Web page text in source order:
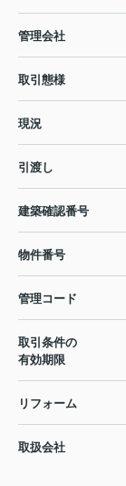
管理会社
取引態様
現況
引渡し
建築確認番号
物件番号
管理コード
取引条件の
有効期限
リフォーム
取扱会社